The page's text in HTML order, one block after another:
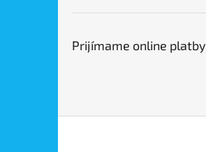
Prijímame online platby